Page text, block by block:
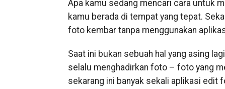
Apa kamu sedang mencari cara untuk
kamu berada di tempat yang tepat.
foto kembar tanpa menggunakan
Saat ini bukan sebuah hal yang asing
selalu menghadirkan foto – foto yang
sekarang ini banyak sekali aplikasi edit